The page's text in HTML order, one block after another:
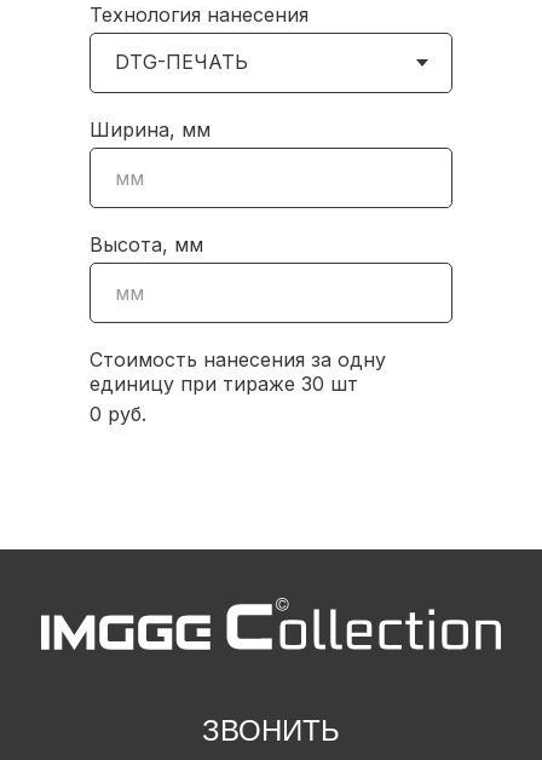
Технология нанесения
Ширина, мм
Высота, мм
Стоимость нанесения за одну
единицу при тираже 30 шт
0 руб.
ЗВОНИТЬ